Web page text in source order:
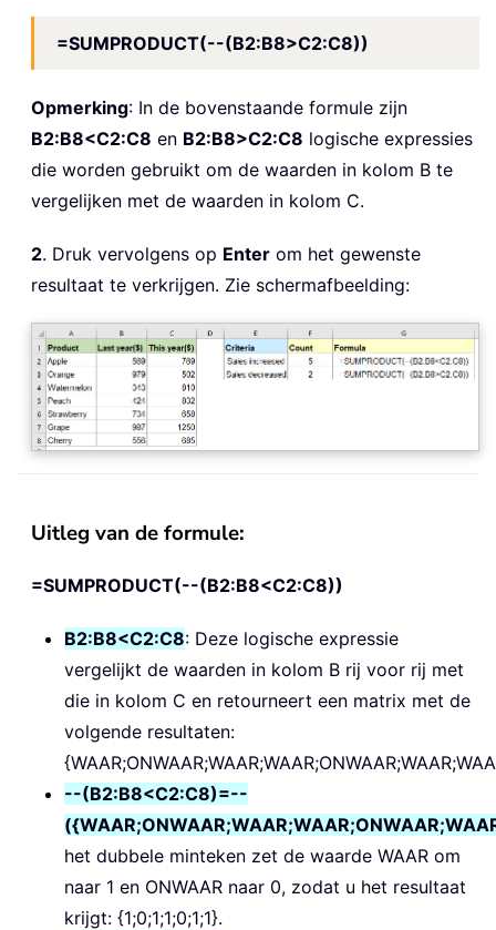
=SUMPRODUCT(--(B2:B8>C2:C8))
Opmerking: In de bovenstaande formule zijn
B2:B8<C2:C8 en B2:B8>C2:C8 logische expressies
die worden gebruikt om de waarden in kolom B te
vergelijken met de waarden in kolom C.
2. Druk vervolgens op Enter om het gewenste
resultaat te verkrijgen. Zie schermafbeelding:
Uitleg van de formule:
=SUMPRODUCT(--(B2:B8<C2:C8))
B2:B8<C2:C8: Deze logische expressie
vergelijkt de waarden in kolom B rij voor rij met
die in kolom C en retourneert een matrix met de
volgende resultaten:
--(B2:B8<C2:C8)=--
het dubbele minteken zet de waarde WAAR om
naar 1 en ONWAAR naar 0, zodat u het resultaat
krijgt: {1;0;1;1;0;1;1}.